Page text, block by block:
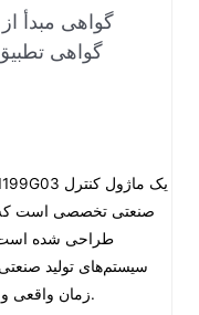
گواهی مبدأ از
گواهی تطبیق
صنعتی تخصصی است که
طراحی شده است.
سیستم‌های تولید
زمان واقعی و تنظیم عملیاتی مورد استفاده قرار می‌گیرد.